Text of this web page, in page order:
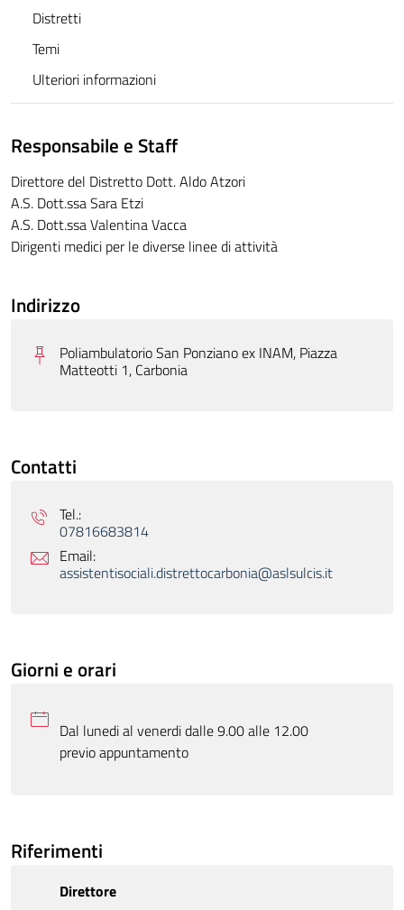
Distretti
Temi
Ulteriori informazioni
Responsabile e Staff
Direttore del Distretto Dott. Aldo Atzori
A.S. Dott.ssa Sara Etzi
A.S. Dott.ssa Valentina Vacca
Dirigenti medici per le diverse linee di attività
Indirizzo
Poliambulatorio San Ponziano ex INAM, Piazza
Matteotti 1, Carbonia
Contatti
Tel.:
07816683814
Email:
assistentisociali.distrettocarbonia@aslsulcis.it
Giorni e orari
Dal lunedi al venerdi dalle 9.00 alle 12.00
previo appuntamento
Riferimenti
Direttore